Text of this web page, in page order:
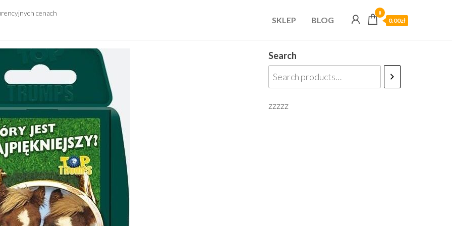
cenach
SKLEP BLOG
0
0.00zł
Search
zzzzz